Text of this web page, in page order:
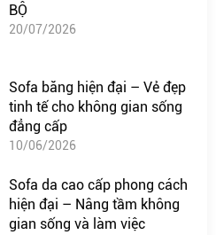
BỘ
20/07/2026
Sofa băng hiện đại – Vẻ đẹp
tinh tế cho không gian sống
đẳng cấp
10/06/2026
Sofa da cao cấp phong cách
hiện đại – Nâng tầm không
gian sống và làm việc